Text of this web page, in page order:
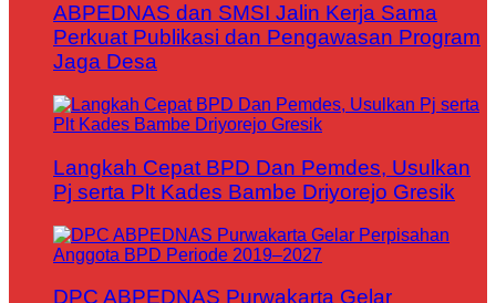
ABPEDNAS dan SMSI Jalin Kerja Sama
Perkuat Publikasi dan Pengawasan Program
Jaga Desa
Langkah Cepat BPD Dan Pemdes, Usulkan
Pj serta Plt Kades Bambe Driyorejo Gresik
DPC ABPEDNAS Purwakarta Gelar